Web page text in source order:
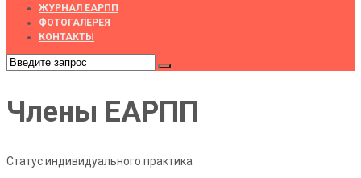
ЖУРНАЛ ЕАРПП
ФОТОГАЛЕРЕЯ
КОНТАКТЫ
Члены ЕАРПП
Статус индивидуального практика